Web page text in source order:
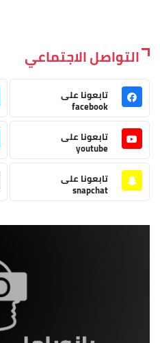
التواصل الاجتماعي
تابعونا على
facebook
تابعونا على
youtube
تابعونا على
snapchat